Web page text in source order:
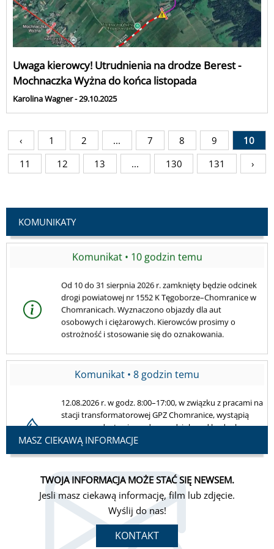
Uwaga kierowcy! Utrudnienia na drodze Berest -
Mochnaczka Wyżna do końca listopada
Karolina Wagner - 29.10.2025
‹ 1 2 ... 7 8 9
10
11
12 13 ... 130 131 ›
KOMUNIKATY
Komunikat • 8 godzin temu
12.08.2026 r. w godz. 8:00–17:00, w związku z pracami na
stacji transformatorowej GPZ Chomranice, wystąpią
przerwy w dostawie wody na odcinku od budynku nr
180 (Wąsowiczowie) do osiedla budynków za stacją
TRAFO.
Komunikat • 4 godziny temu
Kryg - czasowe zamknięcie drogi Jedle II. 11 sierpnia
2026 r. (wtorek), w godz. 12:00–20:00, odcinek drogi
będzie zamknięty w związku z układaniem masy
bitumicznej. Prosimy o zachowanie ostrożności.
Komunikat • 10 godzin temu
Awaria sieci wodociągowej w Łękach może powodować
przerwy w dostawie wody dla mieszkańców Łęk,
Michalczowej i części Łososiny Dolnej. Zastępczy punkt
poboru wody: parking pod kościołem w Michalczowej.
MASZ CIEKAWĄ INFORMACJE
TWOJA INFORMACJA MOŻE STAĆ SIĘ NEWSEM.
Jesli masz ciekawą informację, film lub zdjęcie.
Wyślij do nas!
KONTAKT